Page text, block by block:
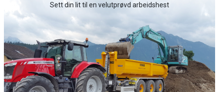
Sett din lit til en velutprøvd arbeidshest